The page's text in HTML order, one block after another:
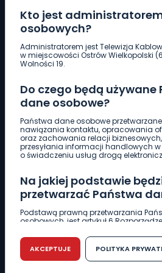
Kto jest
osobowych?
Administratorem jest Telewizja
w miejscowości Ostrów Wielkopolski
Wolności 19.
Do czego będą używane
dane osobowe?
Państwa dane osobowe
nawiązania kontaktu, opracowania
oraz zachowania relacji
przesyłania informacji handlowych
o świadczeniu usług drogą
Na jakiej podstawie
przetwarzać Państwa
Podstawą prawną przetwarzania
osobowych, jest artykuł 6
r. w sprawie ochrony osób fizycznych
przetwarzaniem danych osobowych
swobodnego przepływu takich
dyrektywy 95/46/WE (RODO).
AKCEPTUJE POLITYKA
Pobierz logotyp
661 997 997
REDAKCJA
62 735 22 22
DZIAŁ REKLAMY
62 735 01 85
WIADOMOŚCI
CIEKAWOSTKI